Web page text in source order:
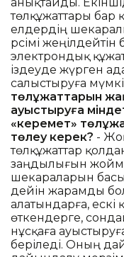
төлқұжаттары бар
елдердің
рәсімі
электрондық
іздеуде жүрген
салыстыруға
төлқұжаттарын
ауыстыруға
«керемет»
төлеу керек? -
төлқұжаттар
заңдылығын
шекараларын
дейін жарамды
алатындарға, ескі
өткендерге,
нұсқаға
беріледі. Оның